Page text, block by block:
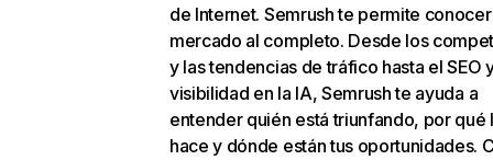
de Internet. Semrush te permite
mercado al completo. Desde los
y las tendencias de tráfico hasta el SEO
visibilidad en la IA, Semrush te ayuda a
entender quién está triunfando, por qué
hace y dónde están tus oportunidades.